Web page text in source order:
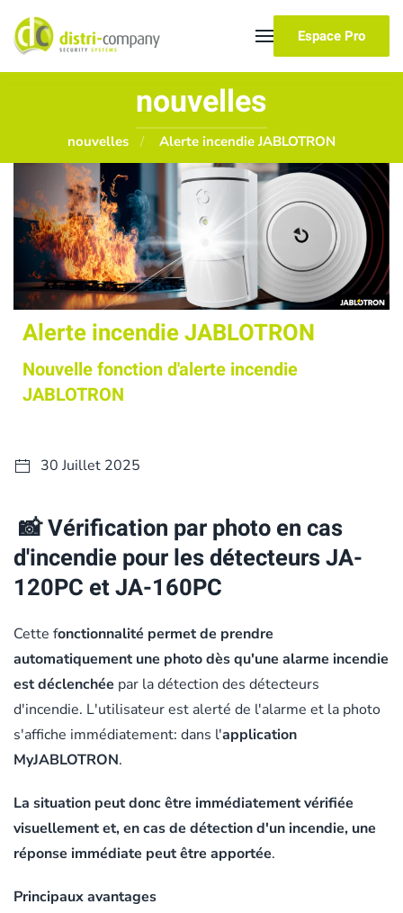
Skip to main content
Espace Pro
nouvelles
nouvelles Alerte incendie JABLOTRON
Alerte incendie JABLOTRON
Nouvelle fonction d'alerte incendie
JABLOTRON
📸Vérification par photo en cas
d'incendie pour les détecteurs JA-
120PC et JA-160PC
Cette fonctionnalité permet de prendre
automatiquement une photo dès qu'une alarme incendie
est déclenchée par la détection des détecteurs
d'incendie. L'utilisateur est alerté de l'alarme et la photo
s'affiche immédiatement: dans l'application
MyJABLOTRON.
La situation peut donc être immédiatement vérifiée
visuellement et, en cas de détection d'un incendie, une
réponse immédiate peut être apportée.
Principaux avantages
30 Juillet 2025